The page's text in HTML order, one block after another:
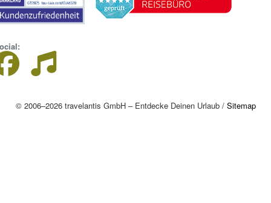
© 2006–2026 travelantis GmbH – Entdecke Deinen Urlaub / Sitemap